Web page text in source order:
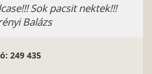
- Pálfalvi Zsuzsanna
249 435